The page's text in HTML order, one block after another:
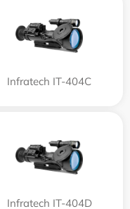
Infratech IT-404C
Infratech IT-404D